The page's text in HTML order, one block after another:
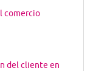
comercio
del cliente en